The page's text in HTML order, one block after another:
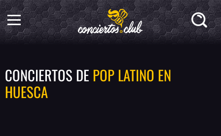
CONCIERTOS DE POP LATINO EN
HUESCA